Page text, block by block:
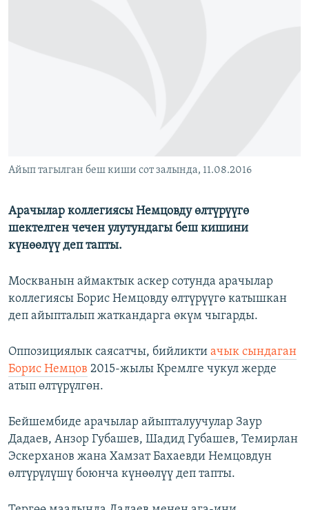
Айып тагылган беш киши сот залында, 11.08.2016
Арачылар коллегиясы Немцовду өлтүрүүгө
шектелген чечен улутундагы беш кишини
күнөөлүү деп тапты.
Москванын аймактык аскер сотунда арачылар
коллегиясы Борис Немцовду өлтүрүүгө катышкан
деп айыпталып жаткандарга өкүм чыгарды.
Оппозициялык саясатчы, бийликти ачык сындаган
Борис Немцов 2015-жылы Кремлге чукул жерде
атып өлтүрүлгөн.
Бейшембиде арачылар айыпталуучулар Заур
Дадаев, Анзор Губашев, Шадид Губашев, Темирлан
Эскерханов жана Хамзат Бахаевди Немцовдун
өлтүрүлүшү боюнча күнөөлүү деп тапты.